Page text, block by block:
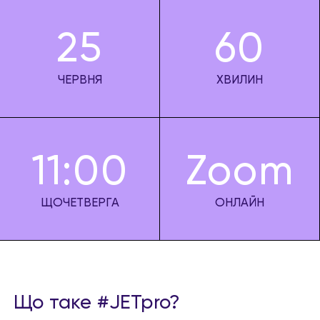
25
ЧЕРВНЯ
60
ХВИЛИН
11:00
ЩОЧЕТВЕРГА
Zoom
ОНЛАЙН
Що таке #JETpro?